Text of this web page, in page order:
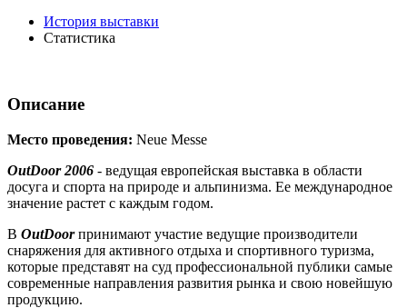
История выставки
Статистика
Описание
Место проведения: Neue Messe
OutDoor 2006 - ведущая европейская выставка в области
досуга и спорта на природе и альпинизма. Ее международное
значение растет с каждым годом.
В OutDoorпринимают участие ведущие производители
снаряжения для активного отдыха и спортивного туризма,
которые представят на суд профессиональной публики самые
современные направления развития рынка и свою новейшую
продукцию.